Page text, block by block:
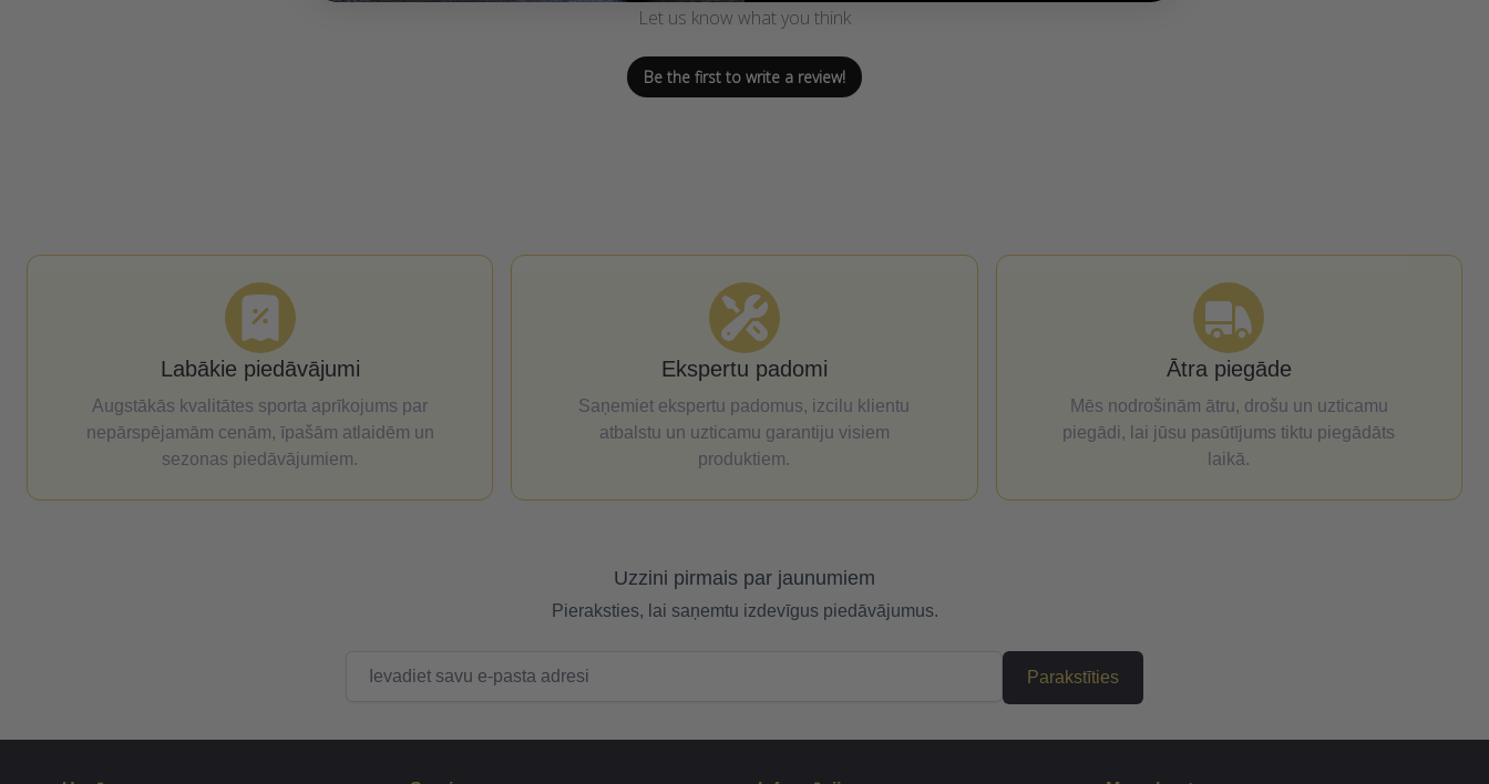
Let us know what you think
Be the first to write a review!
Labākie piedāvājumi
Augstākās kvalitātes sporta aprīkojums par
nepārspējamām cenām, īpašām atlaidēm un
sezonas piedāvājumiem.
Ekspertu padomi
Saņemiet ekspertu padomus, izcilu klientu
atbalstu un uzticamu garantiju visiem
produktiem.
Ātra piegāde
Mēs nodrošinām ātru, drošu un uzticamu
piegādi, lai jūsu pasūtījums tiktu piegādāts
laikā.
Uzzini pirmais par jaunumiem
Pieraksties, lai saņemtu izdevīgus piedāvājumus.
Parakstīties